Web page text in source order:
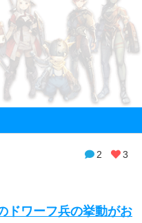
2 3
ドワーフ兵の挙動がお